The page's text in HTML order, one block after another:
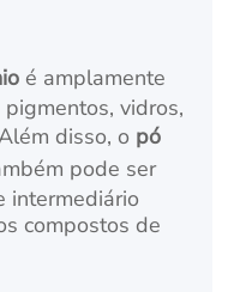
é amplamente
vidros,
disso, o pó
pode ser
intermediário
compostos de